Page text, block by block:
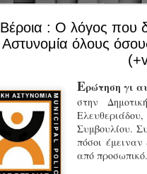
Βέροια : Ο λόγος που
Αστυνομία όλους
Ερώτηση γι
στην
Συμβουλίου.
πόσοι
από προσωπικό.